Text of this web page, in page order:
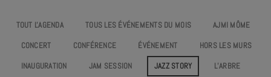
TOUT L'AGENDA TOUS LES ÉVÉNEMENTS DU MOIS
AJMI MÔME
CONCERT
CONFÉRENCE ÉVÉNEMENT
HORS LES MURS
INAUGURATION
JAM SESSION JAZZ STORY
L’ARBRE